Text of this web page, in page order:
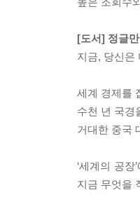
[도서] 정글
지금, 당신은
세계 경제를
수천 년 국경
거대한 중국
‘세계의 공
지금 무엇을